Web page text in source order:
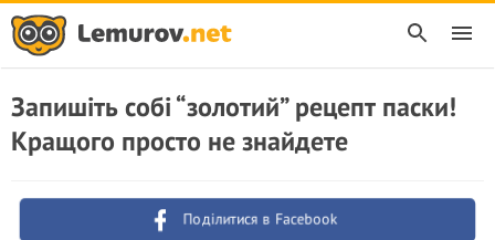
Запишіть собі “золотий” рецепт паски!
Кращого просто не знайдете
Поділитися в Facebook